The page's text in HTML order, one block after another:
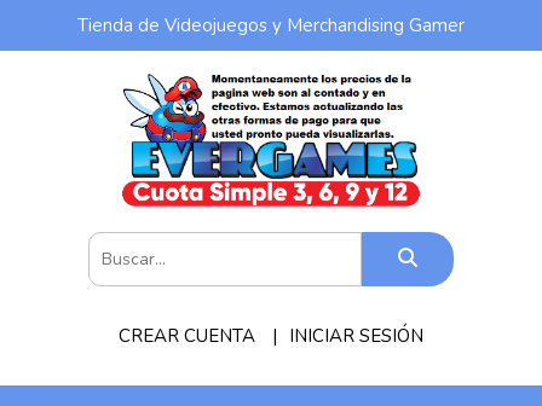
Tienda de Videojuegos y Merchandising Gamer
CREAR CUENTA INICIAR SESIÓN